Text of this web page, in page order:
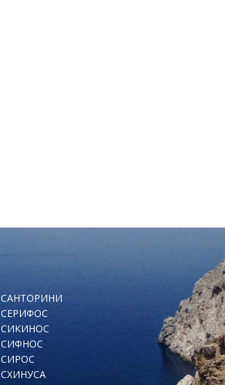
САНТОРИНИ
СЕРИФОС
СИКИНОС
СИФНОС
СИРОС
СХИНУСА